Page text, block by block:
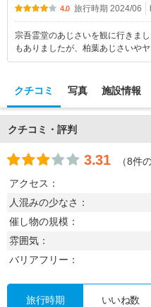
4.0 旅行時期 2024/06
宗吾霊堂のあじさいを観に行きま
もありましたが、柏葉あじさいや
クチコミ 写真 施設情報
クチコミ・評判
3.31
（8件
アクセス：
人混みの少なさ：
催し物の規模：
雰囲気：
バリアフリー：
旅行時期 いいね数